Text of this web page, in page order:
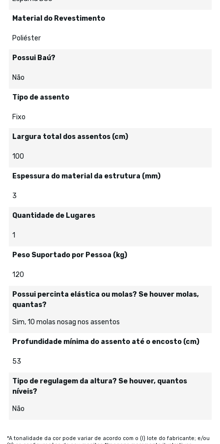
Material do Revestimento
Poliéster
Possui Baú?
Não
Tipo de assento
Fixo
Largura total dos assentos (cm)
100
Espessura do material da estrutura (mm)
3
Quantidade de Lugares
1
Peso Suportado por Pessoa (kg)
120
Possui percinta elástica ou molas? Se houver molas,
quantas?
Sim, 10 molas nosag nos assentos
Profundidade mínima do assento até o encosto (cm)
53
Tipo de regulagem da altura? Se houver, quantos
níveis?
Não
*A tonalidade da cor pode variar de acordo com o (I) lote do fabricante; e/ou